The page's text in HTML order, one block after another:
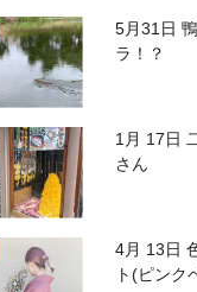
5月31日
ラ！？
1月 17日
さん
4月 13日
ト(ピンク